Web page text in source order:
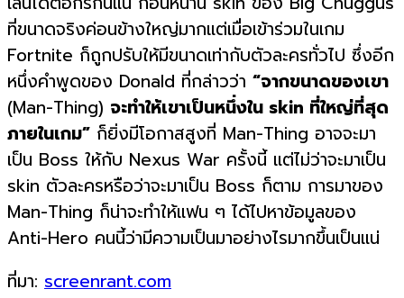
ที่ขนาดจริงค่อนข้างใหญ่มากแต่เมื่อเข้าร่วมในเกม
Fortnite ก็ถูกปรับให้มีขนาดเท่ากับตัวละครทั่วไป ซึ่งอีก
หนึ่งคำพูดของ Donald ที่กล่าวว่า “จากขนาดของเขา
(Man-Thing) จะทำให้เขาเป็นหนึ่งใน skin ที่ใหญ่ที่สุด
ภายในเกม” ก็ยิ่งมีโอกาสสูงที่ Man-Thing อาจจะมา
เป็น Boss ให้กับ Nexus War ครั้งนี้ แต่ไม่ว่าจะมาเป็น
skin ตัวละครหรือว่าจะมาเป็น Boss ก็ตาม การมาของ
Man-Thing ก็น่าจะทำให้แฟน ๆ ได้ไปหาข้อมูลของ
Anti-Hero คนนี้ว่ามีความเป็นมาอย่างไรมากขึ้นเป็นแน่
ที่มา: screenrant.com